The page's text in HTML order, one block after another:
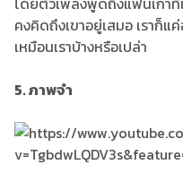
คงคิดถึงเขาอยู่เสมอ เราก็แ
เหมือนเราบ้างหรือเปล่า
5. ภาพจำ